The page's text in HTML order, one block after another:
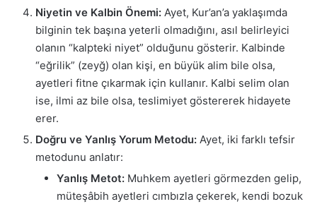
Niyetin ve Kalbin Önemi: Ayet, Kur’an’a yaklaşımda
bilginin tek başına yeterli olmadığını, asıl belirleyici
olanın “kalpteki niyet” olduğunu gösterir. Kalbinde
“eğrilik” (zeyğ) olan kişi, en büyük alim bile olsa,
ayetleri fitne çıkarmak için kullanır. Kalbi selim olan
ise, ilmi az bile olsa, teslimiyet göstererek hidayete
erer.
Doğru ve Yanlış Yorum Metodu: Ayet, iki farklı tefsir
metodunu anlatır:
Yanlış Metot: Muhkem ayetleri görmezden gelip,
müteşâbih ayetleri cımbızla çekerek, kendi bozuk